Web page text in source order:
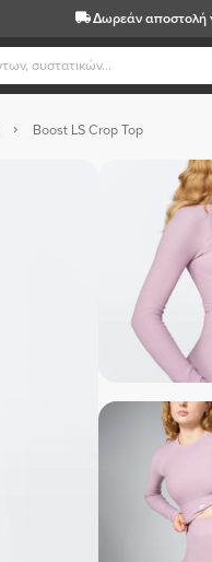
Δωρεάν αποστολή
Boost LS Crop Top